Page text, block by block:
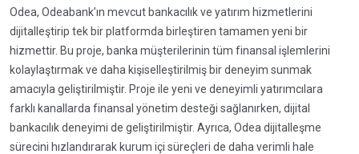
Odea, Odeabank’ın mevcut bankacılık ve yatırım hizmetlerini
dijitalleştirip tek bir platformda birleştiren tamamen yeni bir
hizmettir. Bu proje, banka müşterilerinin tüm finansal işlemlerini
kolaylaştırmak ve daha kişiselleştirilmiş bir deneyim sunmak
amacıyla geliştirilmiştir. Proje ile yeni ve deneyimli yatırımcılara
farklı kanallarda finansal yönetim desteği sağlanırken, dijital
bankacılık deneyimi de geliştirilmiştir. Ayrıca, Odea dijitalleşme
sürecini hızlandırarak kurum içi süreçleri de daha verimli hale